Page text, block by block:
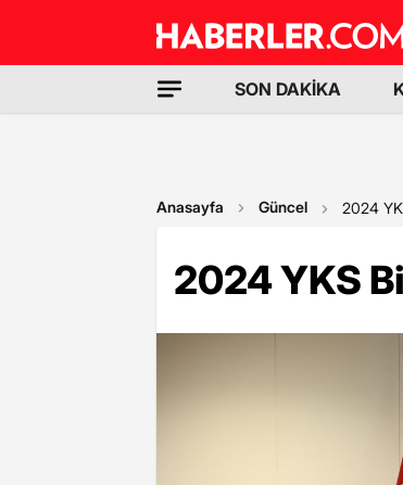
SON DAKİKA
Anasayfa Güncel 2024
2024 YKS